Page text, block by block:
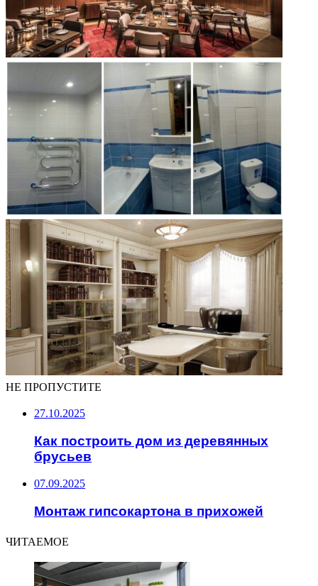
НЕ ПРОПУСТИТЕ
27.10.2025
Как построить дом из деревянных
брусьев
07.09.2025
Монтаж гипсокартона в прихожей
ЧИТАЕМОЕ